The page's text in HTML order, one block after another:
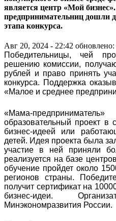
является центр «Мой
предпринимательниц дошли
этапа конкурса.
Авг 20, 2024 - 22:42
Победительницы, чей
решению комиссии,
рублей и право принять
конкурса. Поддержка
«Малое и среднее
«Мама-
образовательный проект
бизнес-идеей или
детей. Идея проекта была
участие в ней приняли
реализуется на базе
обучение пройдет около
регионов страны.
получит сертификат на
бизнес-идеи.
Минэкономразвития России.